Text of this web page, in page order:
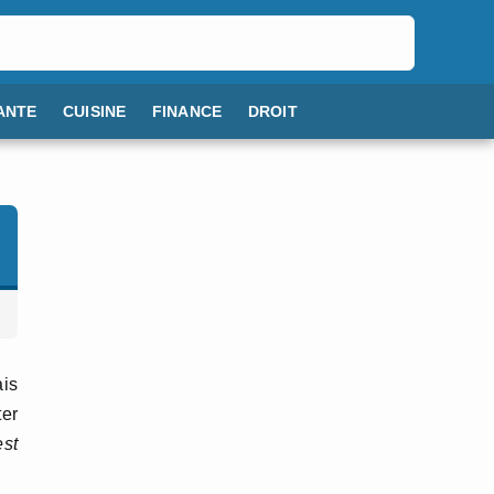
CUISINE FINANCE DROIT